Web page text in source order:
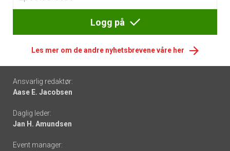
Logg på
Les mer om de andre nyhetsbrevene våre her
Footer
-
links
Ansvarlig redaktør:
Aase E. Jacobsen
Daglig leder:
Jan H. Amundsen
Event manager: